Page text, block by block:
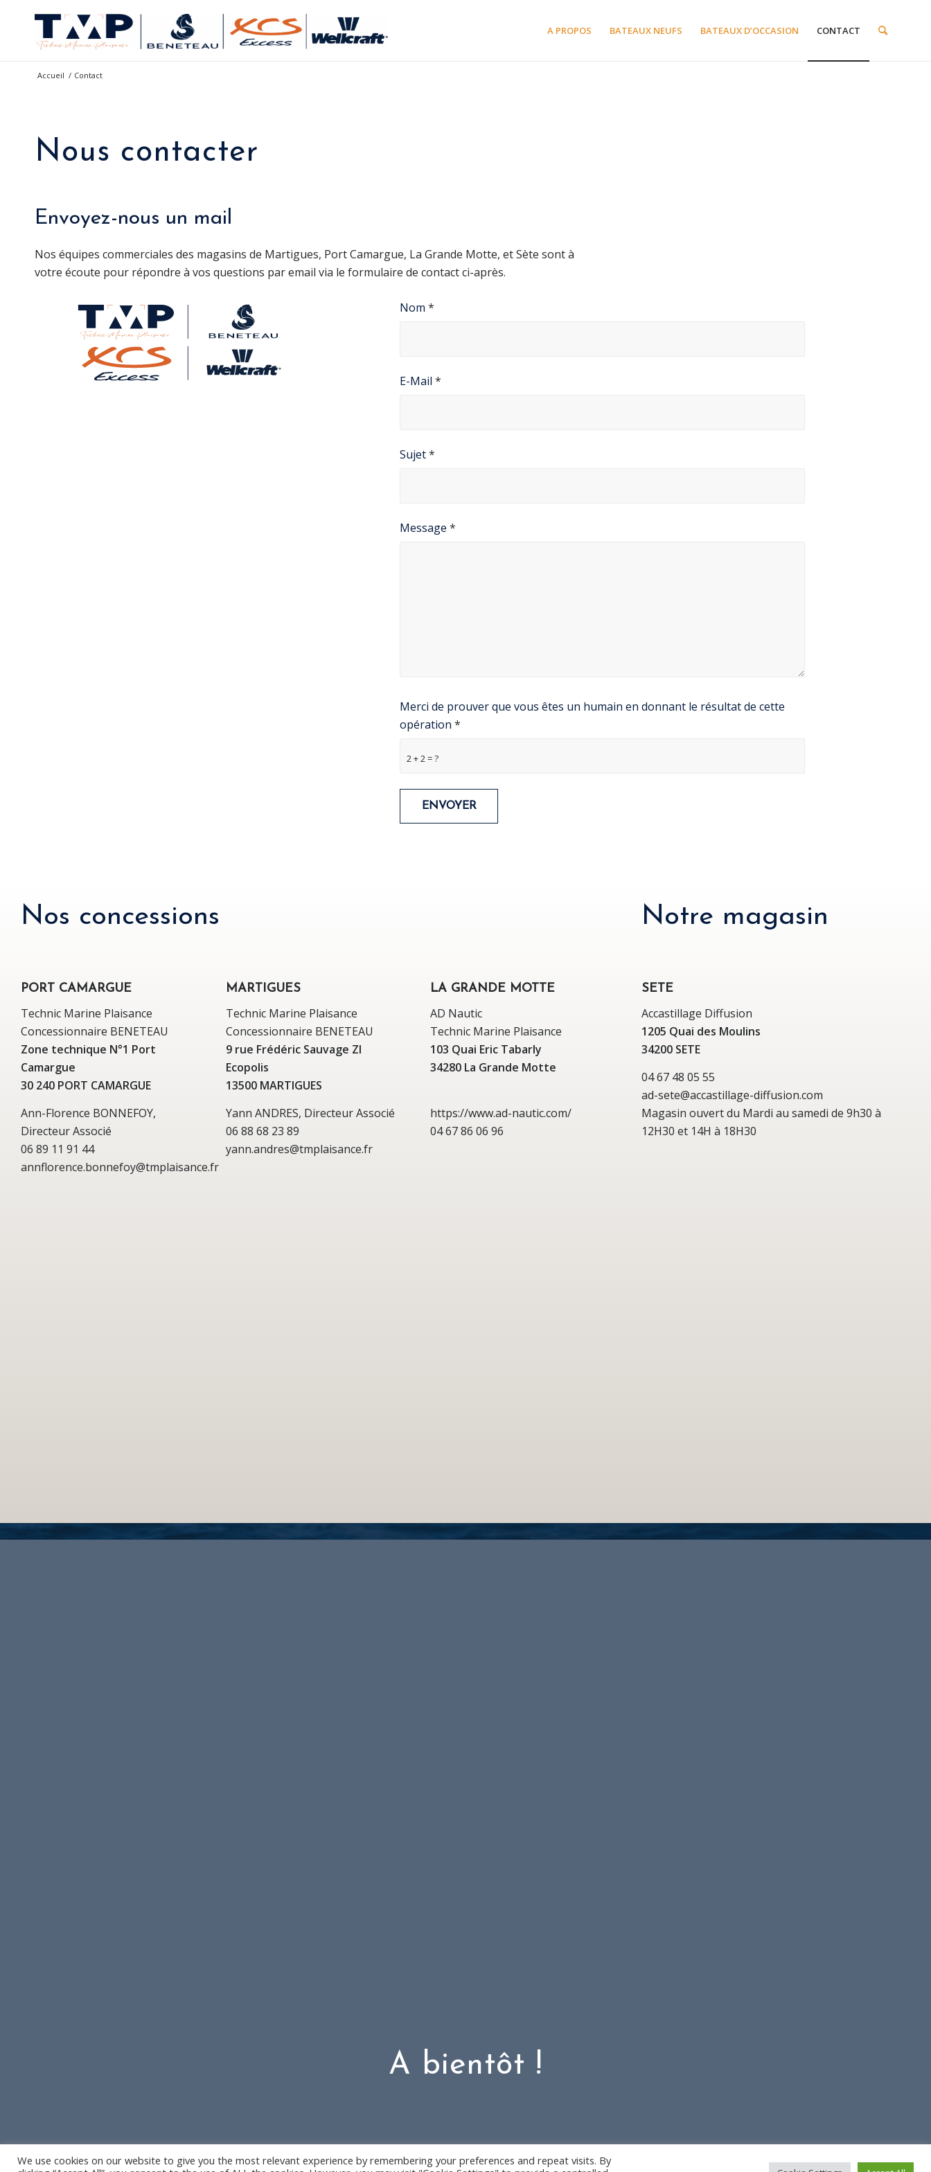
A PROPOS BATEAUX NEUFS BATEAUX D’OCCASION CONTACT
Accueil / Contact
Nous contacter
Envoyez-nous un mail
Nos équipes commerciales des magasins de Martigues, Port Camargue, La Grande Motte, et Sète sont à
votre écoute pour répondre à vos questions par email via le formulaire de contact ci-après.
Nom*
E-Mail*
Sujet*
Message*
2 + 2 = ?
Merci de prouver que vous êtes un humain en donnant le résultat de cette
opération*
Nos concessions
PORT CAMARGUE
Technic Marine Plaisance
Concessionnaire BENETEAU
Zone technique N°1 Port
Camargue
30 240 PORT CAMARGUE
Ann-Florence BONNEFOY,
Directeur Associé
06 89 11 91 44
annflorence.bonnefoy@tmplaisance.fr
MARTIGUES
Technic Marine Plaisance
Concessionnaire BENETEAU
9 rue Frédéric Sauvage ZI
Ecopolis
13500 MARTIGUES
Yann ANDRES, Directeur Associé
06 88 68 23 89
yann.andres@tmplaisance.fr
LA GRANDE MOTTE
AD Nautic
Technic Marine Plaisance
103 Quai Eric Tabarly
34280 La Grande Motte
https://www.ad-nautic.com/
04 67 86 06 96
Notre magasin
SETE
Accastillage Diffusion
1205 Quai des Moulins
34200 SETE
04 67 48 05 55
ad-sete@accastillage-diffusion.com
Magasin ouvert du Mardi au samedi de 9h30 à
12H30 et 14H à 18H30
A bientôt !
We use cookies on our website to give you the most relevant experience by remembering your preferences and repeat visits. By